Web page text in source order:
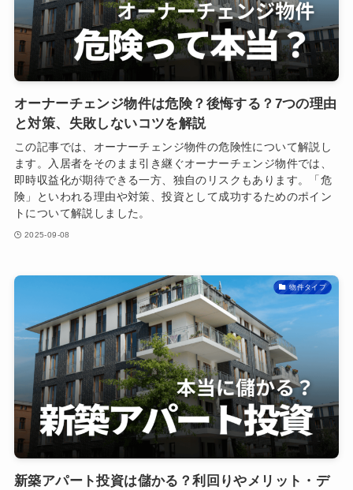
オーナーチェンジ物件は危険？後悔する？7つの理由
と対策、失敗しないコツを解説
この記事では、オーナーチェンジ物件の危険性について解説し
ます。入居者をそのまま引き継ぐオーナーチェンジ物件では、
即時収益化が期待できる一方、独自のリスクもあります。「危
険」といわれる理由や対策、投資として成功するためのポイン
トについて解説しました。
2025-09-08
物件タイプ
新築アパート投資は儲かる？利回りやメリット・デ